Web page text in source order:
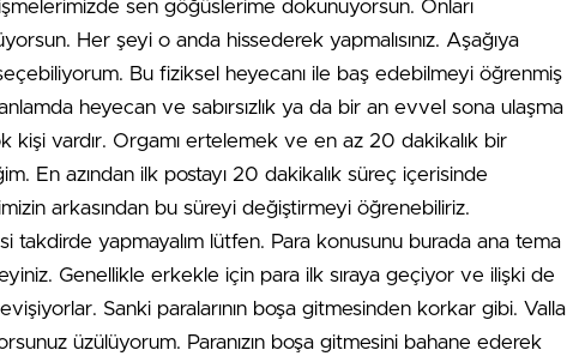
sen göğüslerime dokunuyorsun. Onları
Her şeyi o anda hissederek yapmalısınız. Aşağıya
Bu fiziksel heyecanı ile baş edebilmeyi öğrenmiş
heyecan ve sabırsızlık ya da bir an evvel sona ulaşma
vardır. Orgamı ertelemek ve en az 20 dakikalık bir
En azından ilk postayı 20 dakikalık süreç içerisinde
arkasından bu süreyi değiştirmeyi öğrenebiliriz.
takdirde yapmayalım lütfen. Para konusunu burada ana tema
Genellikle erkekle için para ilk sıraya geçiyor ve ilişki de
Sanki paralarının boşa gitmesinden korkar gibi. Valla
üzülüyorum. Paranızın boşa gitmesini bahane ederek